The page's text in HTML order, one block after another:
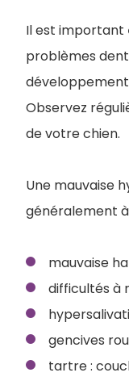
Il est important
problèmes
Observez
de votre chien.
Une mauvaise
généralement à
mauvaise
difficultés à
gencives
tartre :